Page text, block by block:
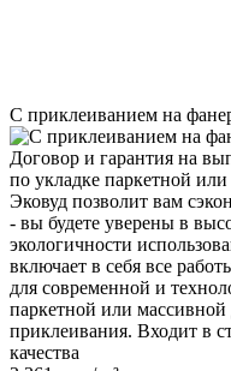
С приклеиванием на
Договор и гарантия на
по укладке паркетной
Эковуд позволит вам
- вы будете уверены в
экологичности
включает в себя все
для современной и
паркетной или
приклеивания. Входит в
качества